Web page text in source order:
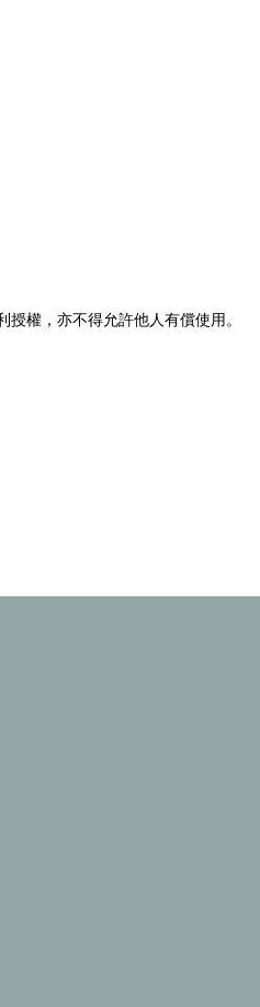
權，亦不得允許他人有償使用。